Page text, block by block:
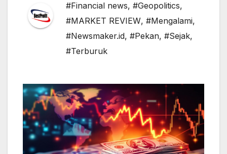
#Financial news, #Geopolitics,
#MARKET REVIEW, #Mengalami,
#Newsmaker.id, #Pekan, #Sejak,
#Terburuk